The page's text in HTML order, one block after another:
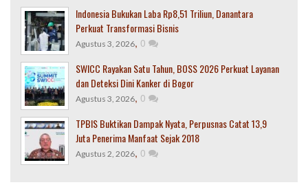
Indonesia Bukukan Laba Rp8,51 Triliun, Danantara
Perkuat Transformasi Bisnis
Agustus 3, 2026, 0
SWICC Rayakan Satu Tahun, BOSS 2026 Perkuat Layanan
dan Deteksi Dini Kanker di Bogor
Agustus 3, 2026, 0
TPBIS Buktikan Dampak Nyata, Perpusnas Catat 13,9
Juta Penerima Manfaat Sejak 2018
Agustus 2, 2026, 0